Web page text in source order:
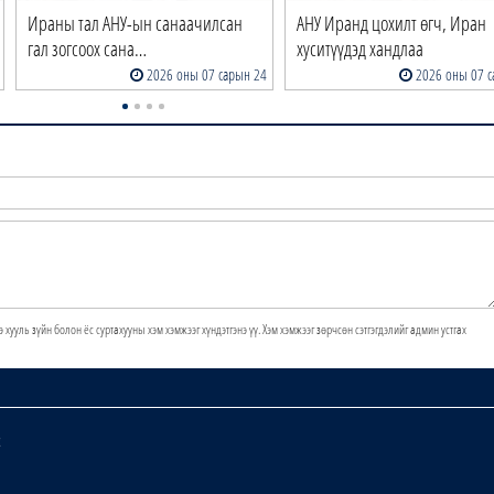
Ираны тал АНУ-ын санаачилсан
гал зогсоох сана…
2026 оны 07 сарын 24
АНУ Иранд цохилт өгч, Иран
хуситүүдэд хандлаа
2026 оны 07
хууль зүйн болон ёс суртахууны хэм хэмжээг хүндэтгэнэ үү. Хэм хэмжээг зөрчсөн сэтгэгдэлийг админ устгах